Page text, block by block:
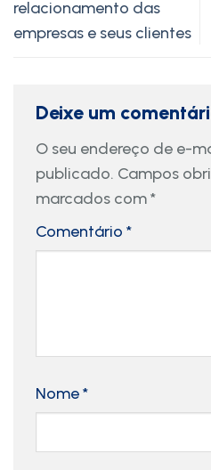
relacionamento das
empresas e seus clientes
Deixe um
O seu endereço de e-
publicado. Campos
marcados com*
Comentário *
Nome*